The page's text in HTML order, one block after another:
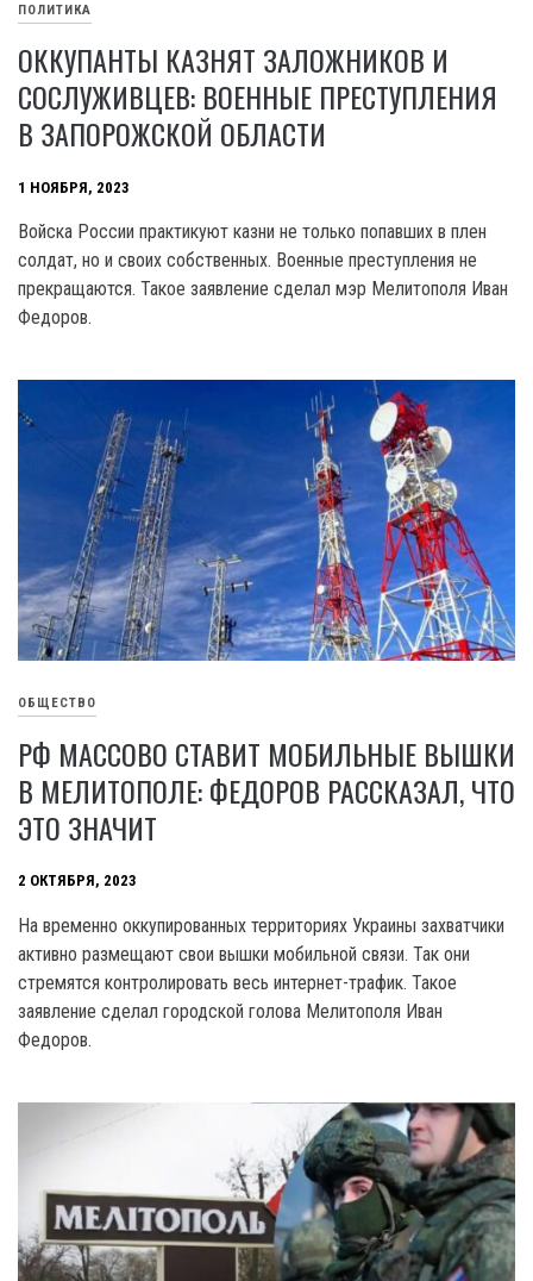
ПОЛИТИКА
ОККУПАНТЫ КАЗНЯТ ЗАЛОЖНИКОВ И
СОСЛУЖИВЦЕВ: ВОЕННЫЕ ПРЕСТУПЛЕНИЯ
В ЗАПОРОЖСКОЙ ОБЛАСТИ
1 НОЯБРЯ, 2023
Войска России практикуют казни не только попавших в плен
солдат, но и своих собственных. Военные преступления не
прекращаются. Такое заявление сделал мэр Мелитополя Иван
Федоров.
ОБЩЕСТВО
РФ МАССОВО СТАВИТ МОБИЛЬНЫЕ ВЫШКИ
В МЕЛИТОПОЛЕ: ФЕДОРОВ РАССКАЗАЛ, ЧТО
ЭТО ЗНАЧИТ
2 ОКТЯБРЯ, 2023
На временно оккупированных территориях Украины захватчики
активно размещают свои вышки мобильной связи. Так они
стремятся контролировать весь интернет-трафик. Такое
заявление сделал городской голова Мелитополя Иван
Федоров.